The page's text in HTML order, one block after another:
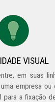
VISUAL
em suas
empresa ou
a fixação